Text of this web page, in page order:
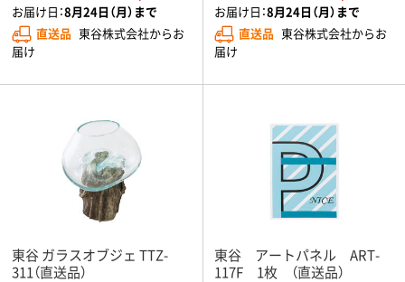
お届け日：8月24日（月）まで
直送品 東谷株式会社からお
届け
お届け日：8月24日（月）まで
直送品 東谷株式会社からお
届け
東谷 ガラスオブジェ TTZ-
311（直送品）
東谷 アートパネル ART-
117F 1枚 （直送品）